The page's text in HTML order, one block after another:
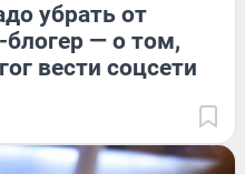
убрать от
блогер — о том,
вести соцсети